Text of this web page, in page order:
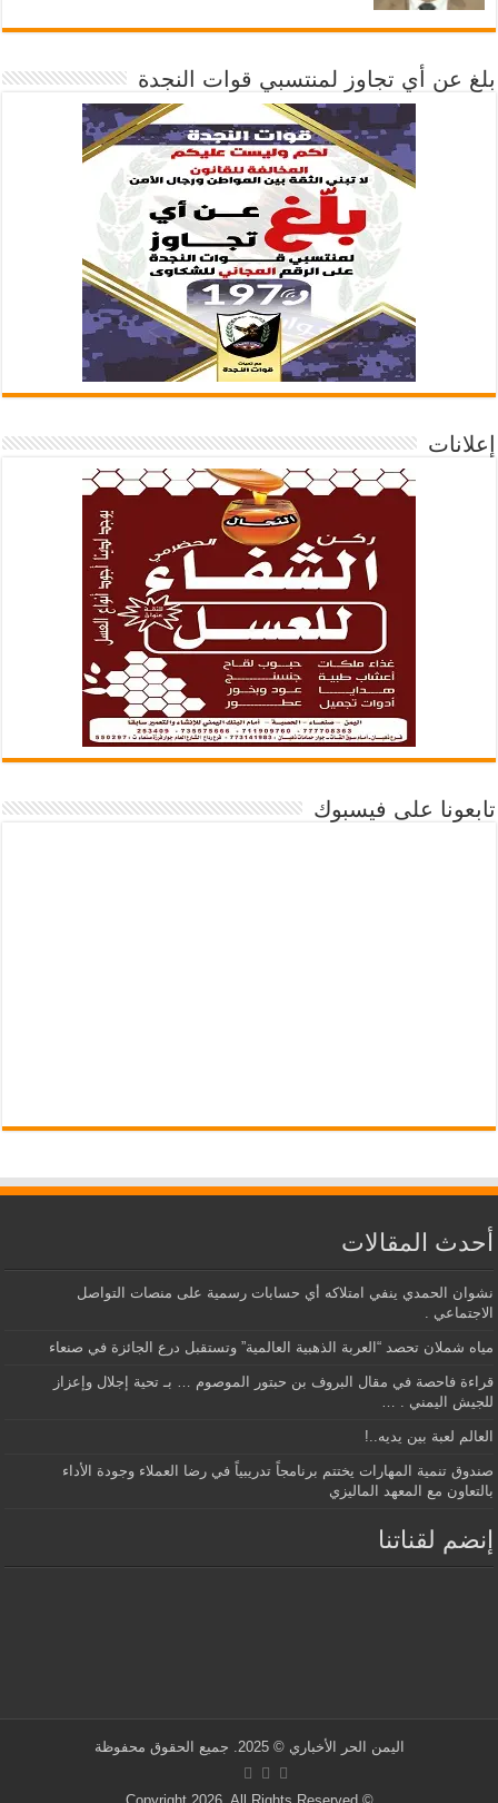
بلغ عن أي تجاوز لمنتسبي قوات النجدة
إعلانات
تابعونا على فيسبوك
أحدث المقالات
نشوان الحمدي ينفي امتلاكه أي حسابات رسمية على منصات التواصل
الاجتماعي .
مياه شملان تحصد “العربة الذهبية العالمية” وتستقبل درع الجائزة في صنعاء
قراءة فاحصة في مقال البروف بن حبتور الموصوم … بـ تحية إجلال وإعزاز
للجيش اليمني . …
العالم لعبة بين يديه..!
صندوق تنمية المهارات يختتم برنامجاً تدريبياً في رضا العملاء وجودة الأداء
بالتعاون مع المعهد الماليزي
إنضم لقناتنا
اليمن الحر الأخباري © 2025. جميع الحقوق محفوظة